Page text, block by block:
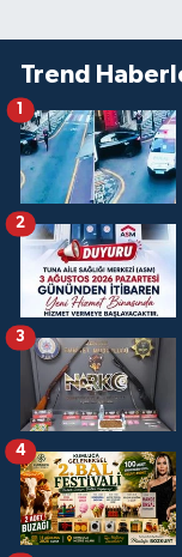
Trend
1
2
3
4